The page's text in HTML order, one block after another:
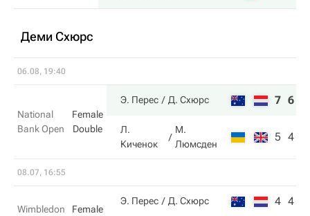
Деми Схюрс
06.08, 19:40
National
Bank Open
Female
Double
Э. Перес Д. Схюрс 7 6
Л.
Киченок
М.
Люмсден
5 4
08.07, 16:55
Wimbledon Female
Э. Перес Д. Схюрс 4 4